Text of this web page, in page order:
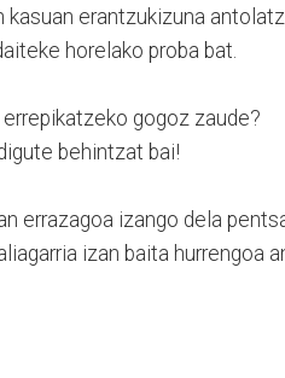
kasuan erantzukizuna
horelako proba bat.
gogoz zaude?
behintzat bai!
errazagoa izango dela pentsa
izan baita hurrengoa